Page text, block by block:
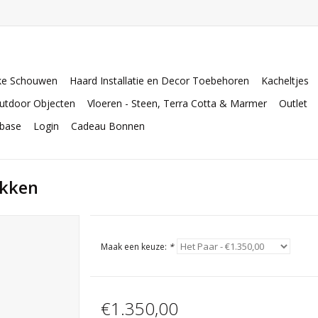
Schouwen Haard Installatie en Decor Toebehoren
Kacheltjes
Objecten
Vloeren - Steen, Terra Cotta & Marmer
Outlet
Login Cadeau Bonnen
Maak een keuze: *
€1.350,00